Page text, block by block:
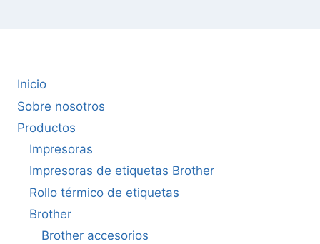
Inicio
Sobre nosotros
Productos
Impresoras
Impresoras de etiquetas Brother
Rollo térmico de etiquetas
Brother
Brother accesorios